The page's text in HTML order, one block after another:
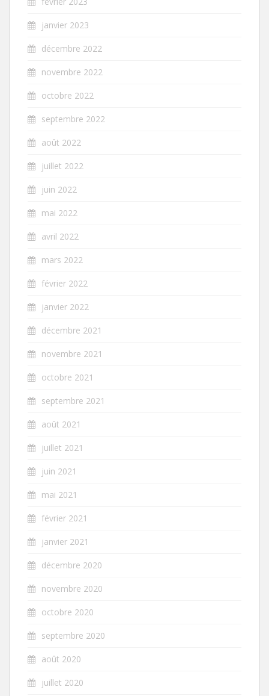
janvier 2023
décembre 2022
novembre 2022
octobre 2022
septembre 2022
août 2022
juillet 2022
juin 2022
mai 2022
avril 2022
mars 2022
février 2022
janvier 2022
décembre 2021
novembre 2021
octobre 2021
septembre 2021
août 2021
juillet 2021
juin 2021
mai 2021
février 2021
janvier 2021
décembre 2020
novembre 2020
octobre 2020
septembre 2020
août 2020
juillet 2020